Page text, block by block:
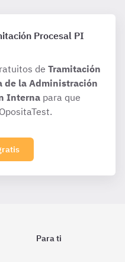
Procesal PI
de Tramitación
de la Administración
Internapara que
Para ti